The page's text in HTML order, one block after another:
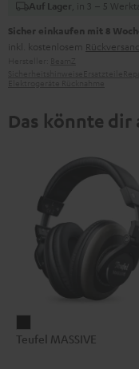
Auf Lager , in 3 – 5
Sicher einkaufen mit 8
inkl. kostenlosem Rückversand
Das könnte dir
MASSIVE
Teufel MASSIVE